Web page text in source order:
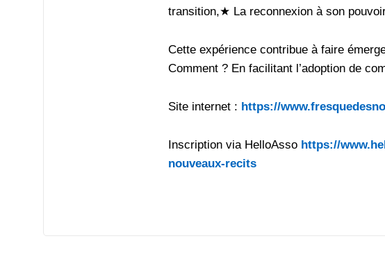
transition,★ La reconnexion à son
Cette expérience contribue à faire
Comment ? En facilitant l’adoption de
Site internet : https://
Inscription via HelloAsso https://
nouveaux-recits